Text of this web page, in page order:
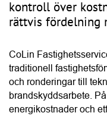
den egna
minska förbrukningen.
efter att IMD har införts.
“Vattenanvändningen
med IMD.”
Conny Lindskog,